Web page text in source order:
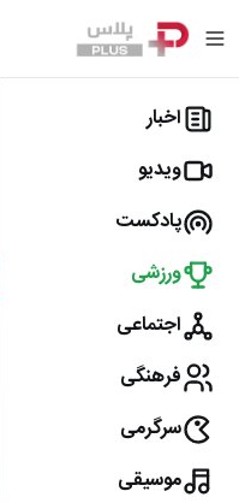
اخبار
ویدیو
پادکست
ورزشی
اجتماعی
فرهنگی
سرگرمی
موسیقی